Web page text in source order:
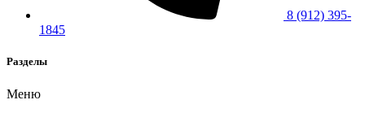
8 (912) 395-
1845
Разделы
Меню